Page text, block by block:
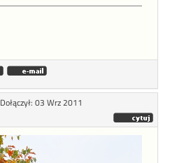
Dołączył: 03 Wrz 2011